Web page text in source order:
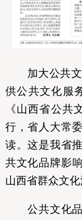
加大公共文
供公共文化服
《山西省公共
行，省人大常
读。这是我省
共文化品牌影
山西省群众文化
公共文化品